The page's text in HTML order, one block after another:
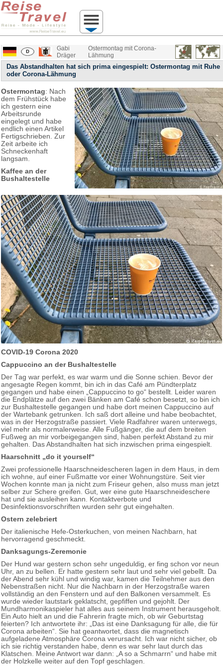
Gabi
Dräger
Ostermontag mit Corona-
Lähmung
Das Abstandhalten hat sich prima eingespielt: Ostermontag mit Ruhe
oder Corona-Lähmung
Ostermontag: Nach
dem Frühstück habe
ich gestern eine
Arbeitsrunde
eingelegt und habe
endlich einen Artikel
Fertigschrieben. Zur
Zeit arbeite ich
Schneckenhaft
langsam.
Kaffee an der
Bushaltestelle
COVID-19 Corona 2020
Cappuccino an der Bushaltestelle
Der Tag war perfekt, es war warm und die Sonne schien. Bevor der
angesagte Regen kommt, bin ich in das Café am Pündterplatz
gegangen und habe einen „Cappuccino to go“ bestellt. Leider waren
die Endplätze auf den zwei Bänken am Café schon besetzt, so bin ich
zur Bushaltestelle gegangen und habe dort meinen Cappuccino auf
der Wartebank getrunken. Ich saß dort alleine und habe beobachtet,
was in der Herzogstraße passiert. Viele Radfahrer waren unterwegs,
viel mehr als normalerweise. Alle Fußgänger, die auf dem breiten
Fußweg an mir vorbeigegangen sind, haben perfekt Abstand zu mir
gehalten. Das Abstandhalten hat sich inzwischen prima eingespielt.
Haarschnitt „do it yourself“
Zwei professionelle Haarschneidescheren lagen in dem Haus, in dem
ich wohne, auf einer Fußmatte vor einer Wohnungstüre. Seit vier
Wochen konnte man ja nicht zum Friseur gehen, also muss man jetzt
selber zur Schere greifen. Gut, wer eine gute Haarschneideschere
hat und sie ausleihen kann. Kontaktverbote und
Desinfektionsvorschriften wurden sehr gut eingehalten.
Ostern zelebriert
Der italienische Hefe-Osterkuchen, von meinen Nachbarn, hat
hervorragend geschmeckt.
Danksagungs-Zeremonie
Der Hund war gestern schon sehr ungeduldig, er fing schon vor neun
Uhr, an zu bellen. Er hatte gestern sehr laut und sehr viel gebellt. Da
der Abend sehr kühl und windig war, kamen die Teilnehmer aus den
Nebenstraßen nicht. Nur die Nachbarn in der Herzogstraße waren
vollständig an den Fenstern und auf den Balkonen versammelt. Es
wurde wieder lautstark geklatscht, gepfiffen und gejohlt. Der
Mundharmonikaspieler hat alles aus seinem Instrument herausgeholt.
Ein Auto hielt an und die Fahrerin fragte mich, ob wir Geburtstag
feierten? Ich antwortete ihr: „Das ist eine Danksagung für alle, die für
Corona arbeiten“. Sie hat geantwortet, dass die magnetisch
aufgeladene Atmosphäre Corona verursacht. Ich war nicht sicher, ob
ich sie richtig verstanden habe, denn es war sehr laut durch das
Klatschen. Meine Antwort war dann: „A so a Schmarrn“ und habe mit
der Holzkelle weiter auf den Topf geschlagen.